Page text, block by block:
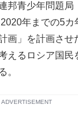
邦青少年問題局
年までの5カ
画」を計画させ
えるロシア国民
。
ADVERTISEMENT